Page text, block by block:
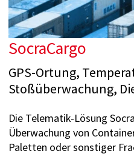
SocraCargo
GPS-Ortung,
Stoßüberwachung,
Die Telematik-Lösung
Überwachung von
Paletten oder sonstiger